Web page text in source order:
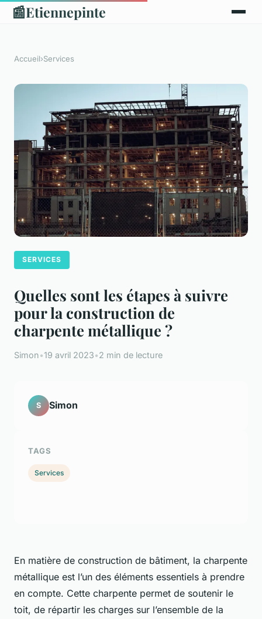
📰Etiennepinte
Accueil›Services
SERVICES
Quelles sont les étapes à suivre
pour la construction de
charpente métallique ?
Simon•19 avril 2023•2 min de lecture
En matière de construction de bâtiment, la charpente
métallique est l’un des éléments essentiels à prendre
en compte. Cette charpente permet de soutenir le
toit, de répartir les charges sur l’ensemble de la
S Simon
TAGS
Services